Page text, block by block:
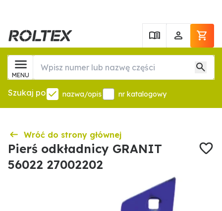
MENU
Szukaj po nazwa/opis nr katalogowy
Wróć do strony głównej
Pierś odkładnicy GRANIT
56022 27002202